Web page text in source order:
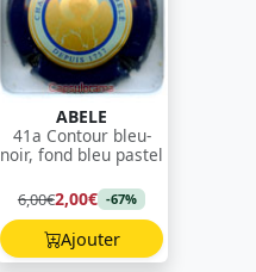
ABELE
41a Contour bleu-
noir, fond bleu pastel
6,00€2,00€ -67%
Ajouter